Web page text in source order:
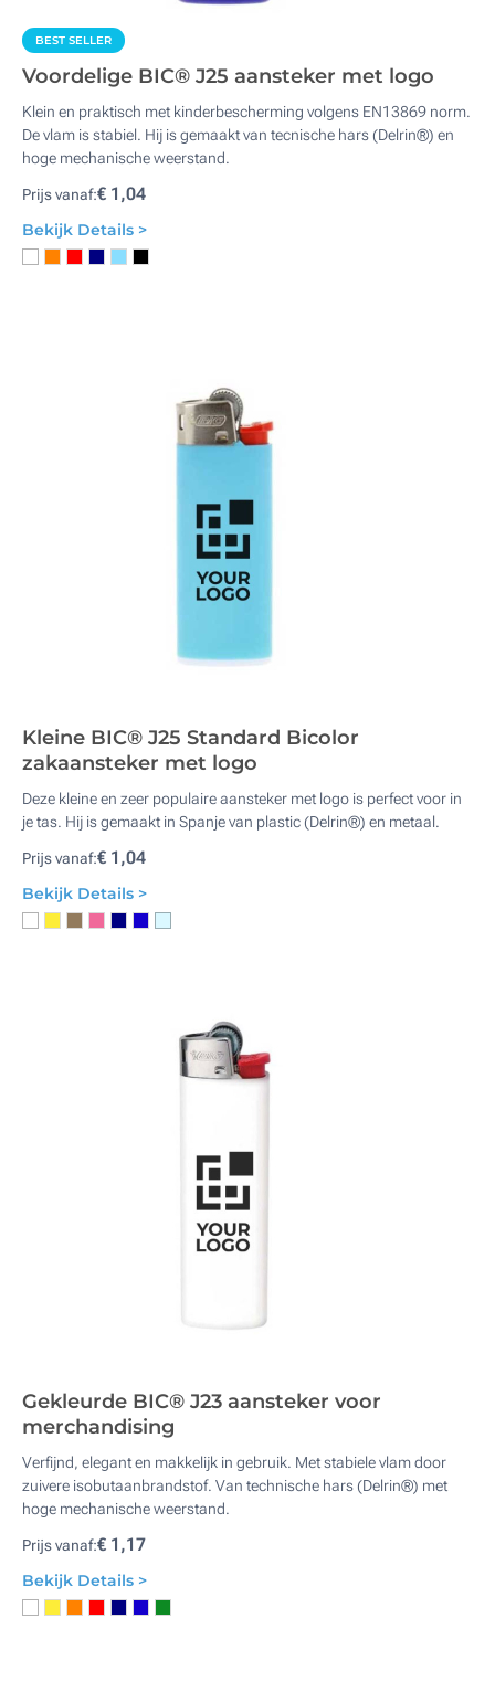
BEST SELLER
Voordelige BIC® J25 aansteker met logo
Klein en praktisch met kinderbescherming volgens EN13869 norm.
De vlam is stabiel. Hij is gemaakt van tecnische hars (Delrin®) en
hoge mechanische weerstand.
Prijs vanaf:€ 1,04
Bekijk Details >
Kleine BIC® J25 Standard Bicolor
zakaansteker met logo
Deze kleine en zeer populaire aansteker met logo is perfect voor in
je tas. Hij is gemaakt in Spanje van plastic (Delrin®) en metaal.
Prijs vanaf:€ 1,04
Bekijk Details >
Gekleurde BIC® J23 aansteker voor
merchandising
Verfijnd, elegant en makkelijk in gebruik. Met stabiele vlam door
zuivere isobutaanbrandstof. Van technische hars (Delrin®) met
hoge mechanische weerstand.
Prijs vanaf:€ 1,17
Bekijk Details >